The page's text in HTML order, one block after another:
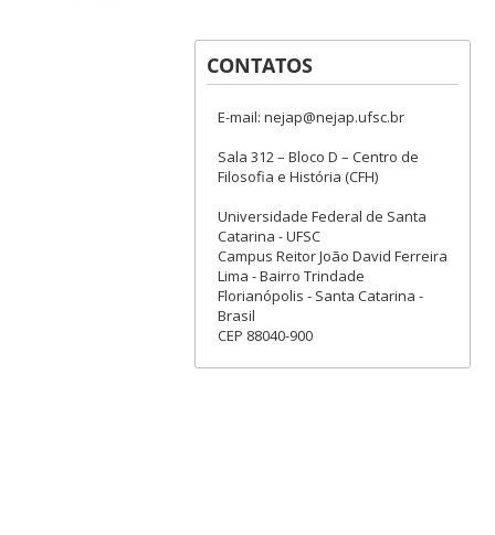
CONTATOS
E-mail: nejap@nejap.ufsc.br
Sala 312 – Bloco D – Centro de
Filosofia e História (CFH)
Universidade Federal de Santa
Catarina - UFSC
Campus Reitor João David Ferreira
Lima - Bairro Trindade
Florianópolis - Santa Catarina -
Brasil
CEP 88040-900